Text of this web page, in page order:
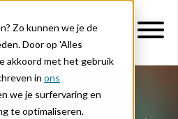
Zo kunnen we je de
Door op 'Alles
akkoord met het gebruik
in ons
we je surfervaring en
te optimaliseren.